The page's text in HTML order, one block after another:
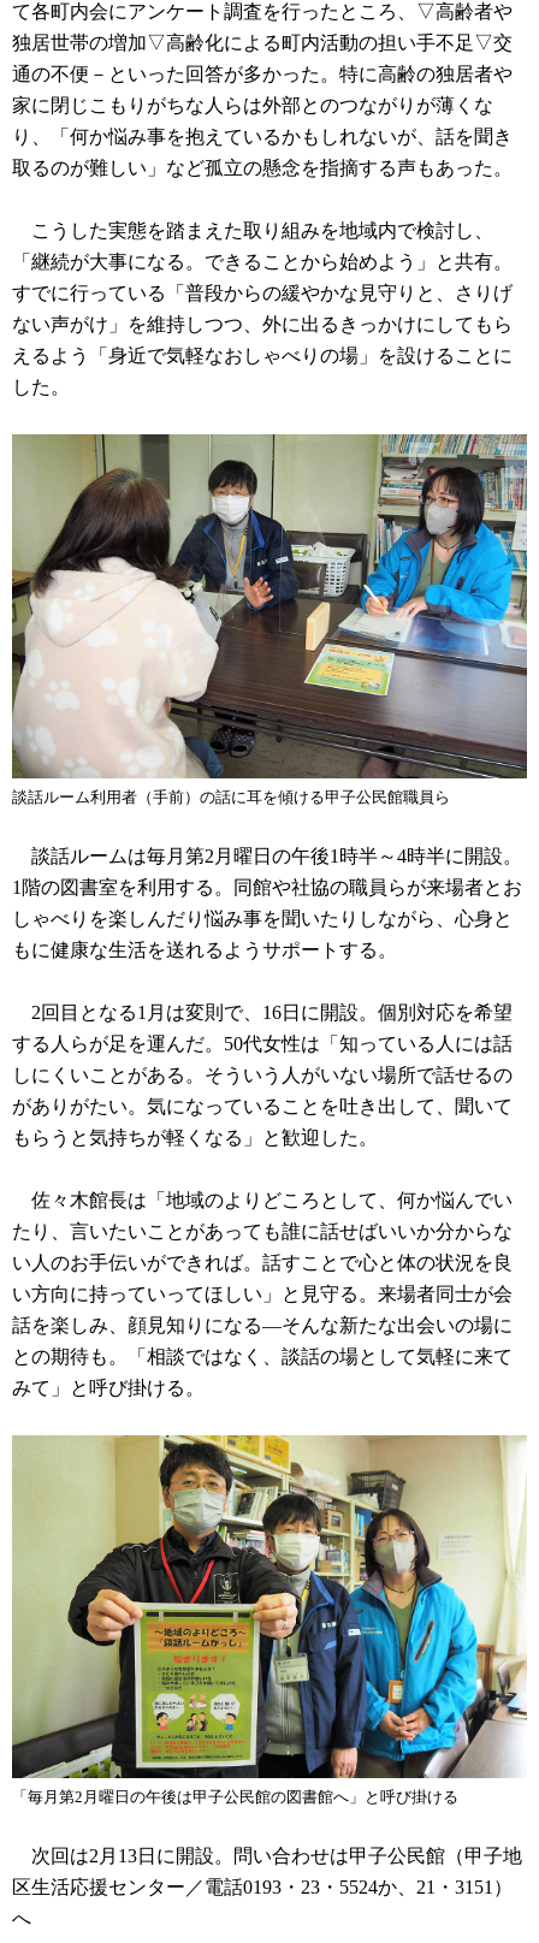
て各町内会にアンケート調査を行ったところ、▽高齢者や
独居世帯の増加▽高齢化による町内活動の担い手不足▽交
通の不便－といった回答が多かった。特に高齢の独居者や
家に閉じこもりがちな人らは外部とのつながりが薄くな
り、「何か悩み事を抱えているかもしれないが、話を聞き
取るのが難しい」など孤立の懸念を指摘する声もあった。
こうした実態を踏まえた取り組みを地域内で検討し、
「継続が大事になる。できることから始めよう」と共有。
すでに行っている「普段からの緩やかな見守りと、さりげ
ない声がけ」を維持しつつ、外に出るきっかけにしてもら
えるよう「身近で気軽なおしゃべりの場」を設けることに
した。
談話ルーム利用者（手前）の話に耳を傾ける甲子公民館職員ら
談話ルームは毎月第2月曜日の午後1時半～4時半に開設。
1階の図書室を利用する。同館や社協の職員らが来場者とお
しゃべりを楽しんだり悩み事を聞いたりしながら、心身と
もに健康な生活を送れるようサポートする。
2回目となる1月は変則で、16日に開設。個別対応を希望
する人らが足を運んだ。50代女性は「知っている人には話
しにくいことがある。そういう人がいない場所で話せるの
がありがたい。気になっていることを吐き出して、聞いて
もらうと気持ちが軽くなる」と歓迎した。
佐々木館長は「地域のよりどころとして、何か悩んでい
たり、言いたいことがあっても誰に話せばいいか分からな
い人のお手伝いができれば。話すことで心と体の状況を良
い方向に持っていってほしい」と見守る。来場者同士が会
話を楽しみ、顔見知りになる―そんな新たな出会いの場に
との期待も。「相談ではなく、談話の場として気軽に来て
みて」と呼び掛ける。
「毎月第2月曜日の午後は甲子公民館の図書館へ」と呼び掛ける
次回は2月13日に開設。問い合わせは甲子公民館（甲子地
区生活応援センター／電話0193・23・5524か、21・3151）
へ